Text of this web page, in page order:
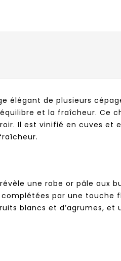
élégant de plusieurs
et la fraîcheur.
Il est vinifié en cuves et
une robe or pâle aux
par une touche
blancs et d’agrumes,